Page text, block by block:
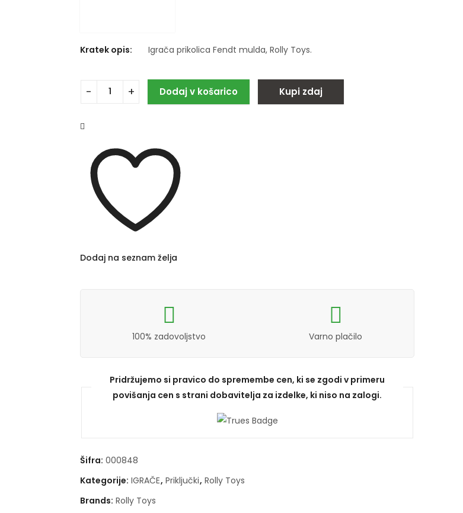
Kratek opis: Igrača prikolica Fendt mulda, Rolly Toys.
Dodaj v košarico Kupi zdaj
Dodaj na seznam želja
100% zadovoljstvo Varno plačilo
Pridržujemo si pravico do spremembe cen, ki se zgodi v primeru
povišanja cen s strani dobavitelja za izdelke, ki niso na zalogi.
Šifra: 000848
Kategorije: IGRAČE, Priključki, Rolly Toys
Brands: Rolly Toys